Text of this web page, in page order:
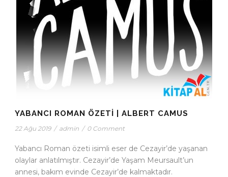
YABANCI ROMAN ÖZETI | ALBERT CAMUS
22 Ağu 2019 / admin / 0 Comment
Yabancı Roman özeti isimli eser de Cezayir’de yaşanan
olaylar anlatılmıştır. Cezayir’de Yaşam Meursault’un
annesi, bakım evinde Cezayir’de kalmaktadır.